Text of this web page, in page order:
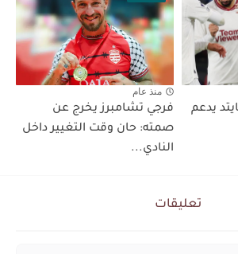
يدعم
منذ عام
فرجي تشامبرز يخرج عن
صمته: حان وقت التغيير داخل
النادي...
تعليقات